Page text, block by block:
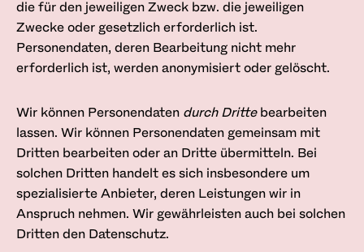
die für den jeweiligen Zweck bzw. die jeweiligen
Zwecke oder gesetzlich erforderlich ist.
Personendaten, deren Bearbeitung nicht mehr
erforderlich ist, werden anonymisiert oder gelöscht.
Wir können Personendaten durch Drittebearbeiten
lassen. Wir können Personendaten gemeinsam mit
Dritten bearbeiten oder an Dritte übermitteln. Bei
solchen Dritten handelt es sich insbesondere um
spezialisierte Anbieter, deren Leistungen wir in
Anspruch nehmen. Wir gewährleisten auch bei solchen
Dritten den Datenschutz.